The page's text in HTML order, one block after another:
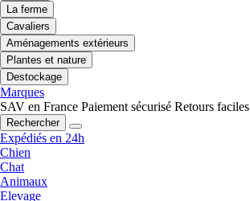
La ferme
Cavaliers
Aménagements extérieurs
Plantes et nature
Destockage
Marques
SAV en France Paiement sécurisé Retours faciles
Rechercher
Expédiés en 24h
Chien
Chat
Animaux
Elevage